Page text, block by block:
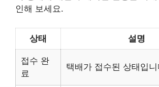
인해 보세요.
상태 설명
접수 완
료
택배가 접수된 상태입니